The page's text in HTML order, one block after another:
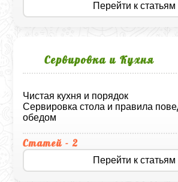
Перейти к статьям
Сервировка и Кухня
Чистая кухня и порядок
Сервировка стола и правила
обедом
Статей - 2
Перейти к статьям